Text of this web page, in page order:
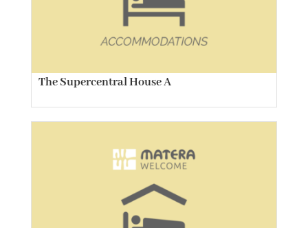
The Supercentral House A